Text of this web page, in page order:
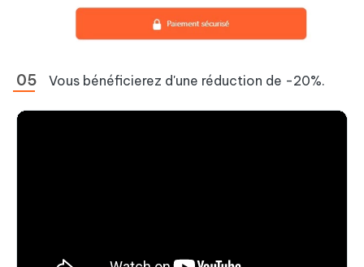
Vous bénéficierez d'une réduction de -20%.